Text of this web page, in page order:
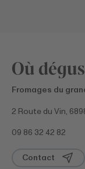
Où
Fromages du
2 Route du Vin,
09 86 32 42 82
Contact